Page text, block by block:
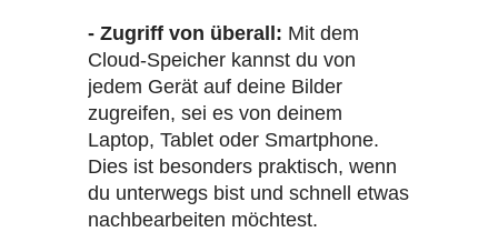
- Zugriff von überall: Mit dem
Cloud-Speicher kannst du von
jedem Gerät auf deine Bilder
zugreifen, sei es von deinem
Laptop, Tablet oder Smartphone.
Dies ist besonders praktisch, wenn
du unterwegs bist und schnell etwas
nachbearbeiten möchtest.